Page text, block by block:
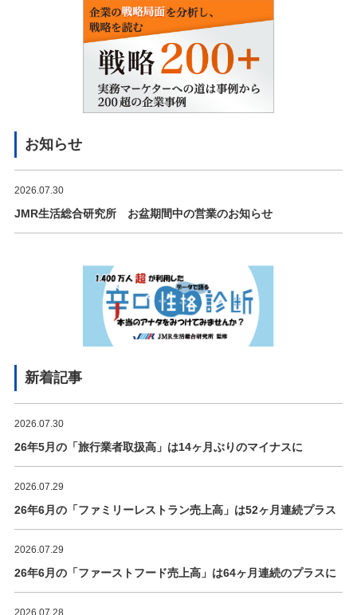
お知らせ
2026.07.30
JMR生活総合研究所 お盆期間中の営業のお知らせ
新着記事
2026.07.30
26年5月の「旅行業者取扱高」は14ヶ月ぶりのマイナスに
2026.07.29
26年6月の「ファミリーレストラン売上高」は52ヶ月連続プラス
2026.07.29
26年6月の「ファーストフード売上高」は64ヶ月連続のプラスに
2026.07.28